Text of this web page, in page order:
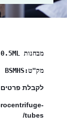
מבחנות 0.5ML עם הברגה סטרילי
מק"ט:BSMHS
לקבלת פרטים
tubes/